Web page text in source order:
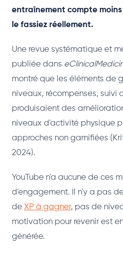
entraînement compte
le fassiez réellement.
Une revue systématique et
publiée dans
montré que les éléments de
niveaux, récompenses, suivi
produisaient des
niveaux d'activité physique
approches non gamifiées
2024).
YouTube n'a aucune de ces
d'engagement. Il n'y a pas
de XP à gagner, pas de
motivation pour revenir est
générée.